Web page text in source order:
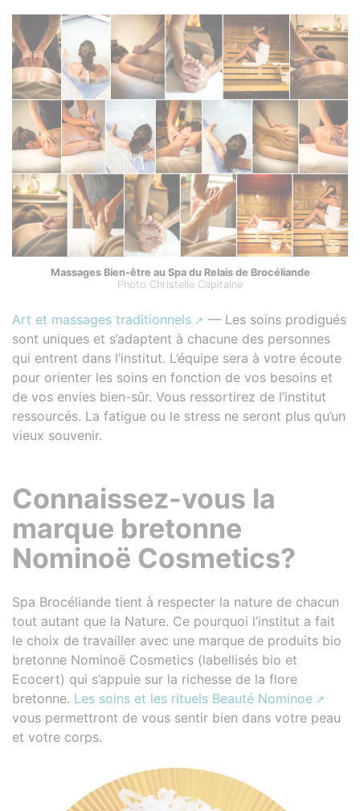
Massages Bien-être au Spa du Relais de Brocéliande
Photo Christelle Capitaine
Art et massages traditionnels
— Les soins prodigués
sont uniques et s’adaptent à chacune des personnes
qui entrent dans l’institut. L’équipe sera à votre écoute
pour orienter les soins en fonction de vos besoins et
de vos envies bien-sûr. Vous ressortirez de l’institut
ressourcés. La fatigue ou le stress ne seront plus qu’un
vieux souvenir.
Connaissez-vous la
marque bretonne
Nominoë Cosmetics?
Spa Brocéliande tient à respecter la nature de chacun
tout autant que la Nature. Ce pourquoi l’institut a fait
le choix de travailler avec une marque de produits bio
bretonne Nominoë Cosmetics (labellisés bio et
Ecocert) qui s’appuie sur la richesse de la flore
bretonne. Les soins et les rituels Beauté Nominoe
vous permettront de vous sentir bien dans votre peau
et votre corps.